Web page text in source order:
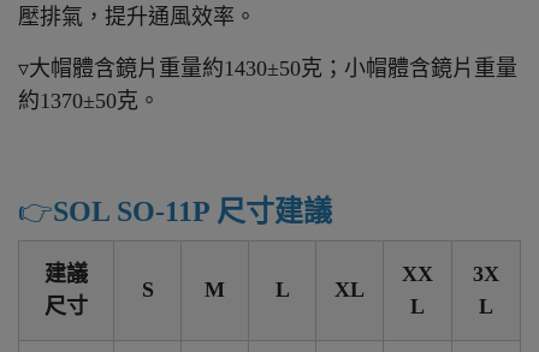
壓排氣，提升通風效率。
▿大帽體含鏡片重量約1430±50克；小帽體含鏡片重量
約1370±50克。
👉️SOL SO-11P 尺寸建議
建議
尺寸
S M L XL
XX
L
3X
L